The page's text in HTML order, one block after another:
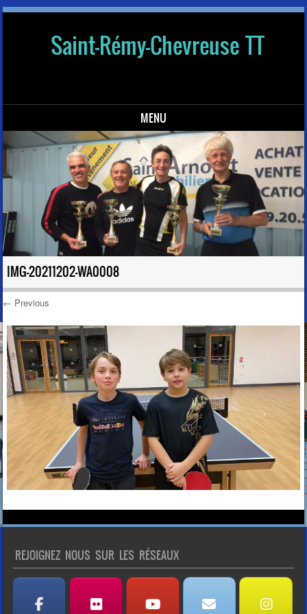
Saint-Rémy-Chevreuse TT
MENU
Skip to content
IMG-20211202-WA0008
← Previous
REJOIGNEZ NOUS SUR LES RÉSEAUX